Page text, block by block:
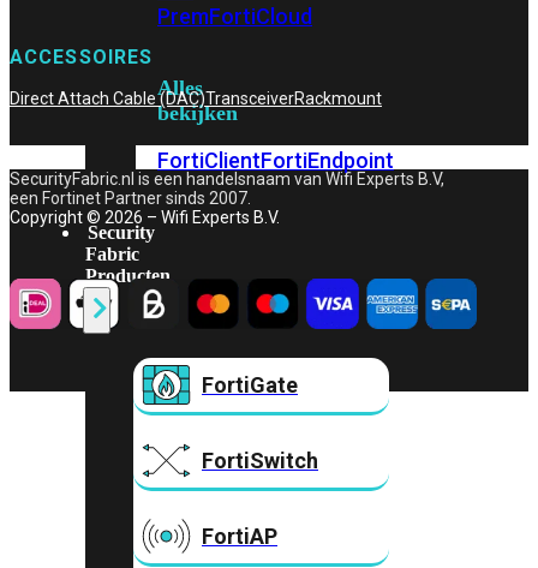
PremFortiCloud
Alles
bekijken
FortiClientFortiEndpoint
Security
Fabric
Producten
FortiGate
FortiSwitch
FortiAP
ACCESSOIRES
Direct Attach Cable (DAC)TransceiverRackmount
SecurityFabric.nl is een handelsnaam van Wifi Experts B.V,
een Fortinet Partner sinds 2007.
Copyright © 2026 – Wifi Experts B.V.